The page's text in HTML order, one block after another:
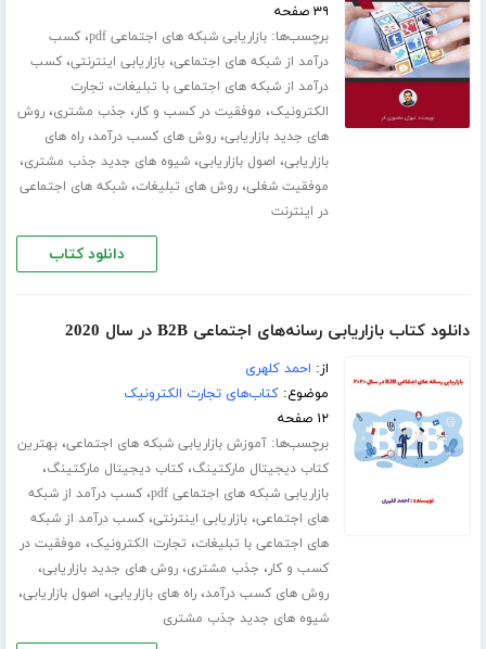
۳۹ صفحه
برچسب‌ها:بازاریابی شبکه های اجتماعی pdf ،کسب
درآمد از شبکه های اجتماعی،بازاریابی اینترنتی،کسب
درآمد از شبکه های اجتماعی با تبلیغات، تجارت
الکترونیک، موفقیت در کسب و کار، جذب مشتری،روش
های جدید بازاریابی،روش های کسب درآمد،راه های
بازاریابی، اصول بازاریابی،شیوه های جدید جذب مشتری،
موفقیت شغلی،روش های تبلیغات،شبکه های اجتماعی
در اینترنت
دانلود کتاب
دانلود کتاب بازاریابی رسانه‌های اجتماعی B2B در سال 2020
از: احمد کلهری
موضوع:کتاب‌های تجارت الکترونیک
۱۲ صفحه
برچسب‌ها:آموزش بازاریابی شبکه های اجتماعی،بهترین
کتاب دیجیتال مارکتینگ،کتاب دیجیتال مارکتینگ،
بازاریابی شبکه های اجتماعی pdf ،کسب درآمد از شبکه
های اجتماعی،بازاریابی اینترنتی،کسب درآمد از شبکه
های اجتماعی با تبلیغات، تجارت الکترونیک، موفقیت در
کسب و کار، جذب مشتری،روش های جدید بازاریابی،
روش های کسب درآمد،راه های بازاریابی، اصول بازاریابی،
شیوه های جدید جذب مشتری